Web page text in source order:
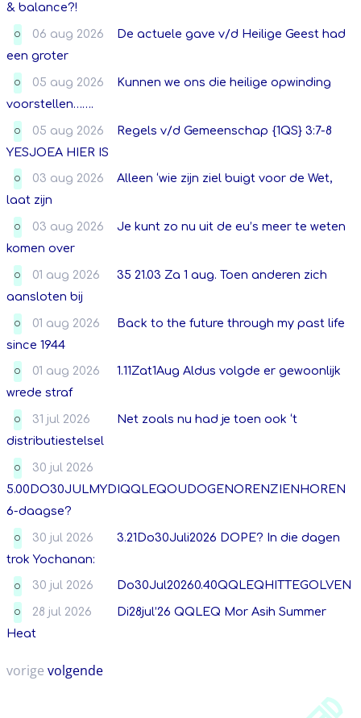
& balance?!
O 06 aug 2026
De actuele gave v/d Heilige Geest had
een groter
O 05 aug 2026
Kunnen we ons die heilige opwinding
voorstellen…….
O 05 aug 2026
Regels v/d Gemeenschap {1QS} 3:7-8
YESJOEA HIER IS
O 03 aug 2026
Alleen ‘wie zijn ziel buigt voor de Wet,
laat zijn
O 03 aug 2026
Je kunt zo nu uit de eu’s meer te weten
komen over
O 01 aug 2026
35 21.03 Za 1 aug. Toen anderen zich
aansloten bij
O 01 aug 2026
Back to the future through my past life
since 1944
O 01 aug 2026
1.11Zat1Aug Aldus volgde er gewoonlijk
wrede straf
O 31 jul 2026
Net zoals nu had je toen ook ‘t
distributiestelsel
O
30 jul 2026
5.00DO30JULMYDIQQLEQOUDOGENORENZIENHOREN
6-daagse?
O 30 jul 2026
3.21Do30Juli2026 DOPE? In die dagen
trok Yochanan:
O 30 jul 2026 Do30Jul20260.40QQLEQHITTEGOLVEN
O 28 jul 2026
Di28jul’26 QQLEQ Mor Asih Summer
Heat
vorige volgende